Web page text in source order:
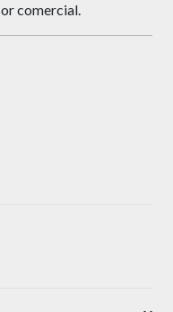
comercial.